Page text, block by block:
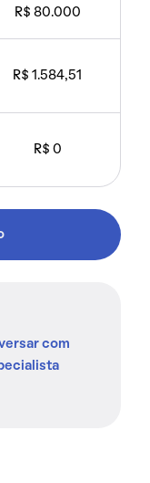
R$ 80.000
R$ 1.584,51
R$ 0
com